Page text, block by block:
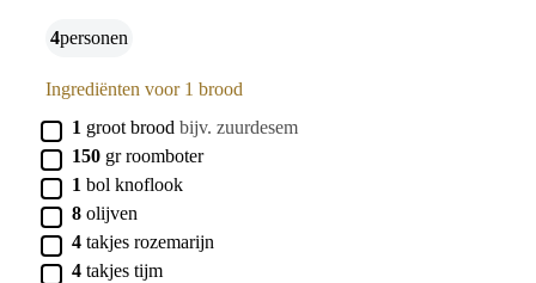
4 personen
Ingrediënten voor 1 brood
▢
1 groot brood bijv. zuurdesem
▢
150 gr roomboter
▢
1 bol knoflook
▢
8 olijven
▢
4 takjes rozemarijn
▢
4 takjes tijm